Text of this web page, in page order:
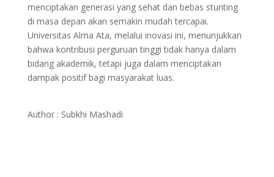
menciptakan generasi yang sehat dan bebas stunting
di masa depan akan semakin mudah tercapai.
Universitas Alma Ata, melalui inovasi ini, menunjukkan
bahwa kontribusi perguruan tinggi tidak hanya dalam
bidang akademik, tetapi juga dalam menciptakan
dampak positif bagi masyarakat luas.
Author : Subkhi Mashadi